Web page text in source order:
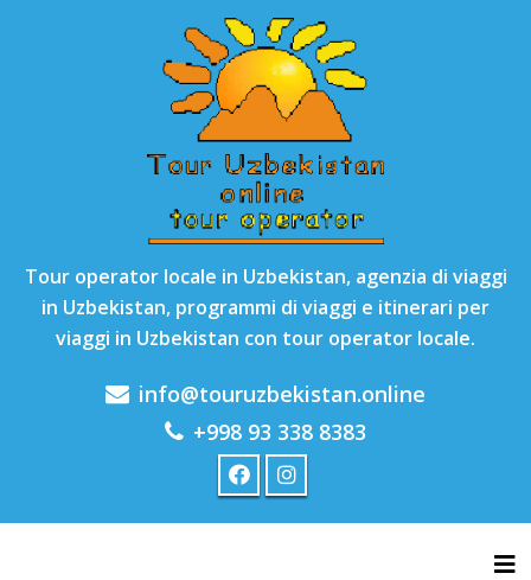
Tour operator locale in Uzbekistan, agenzia di viaggi
in Uzbekistan, programmi di viaggi e itinerari per
viaggi in Uzbekistan con tour operator locale.
info@touruzbekistan.online
+998 93 338 8383